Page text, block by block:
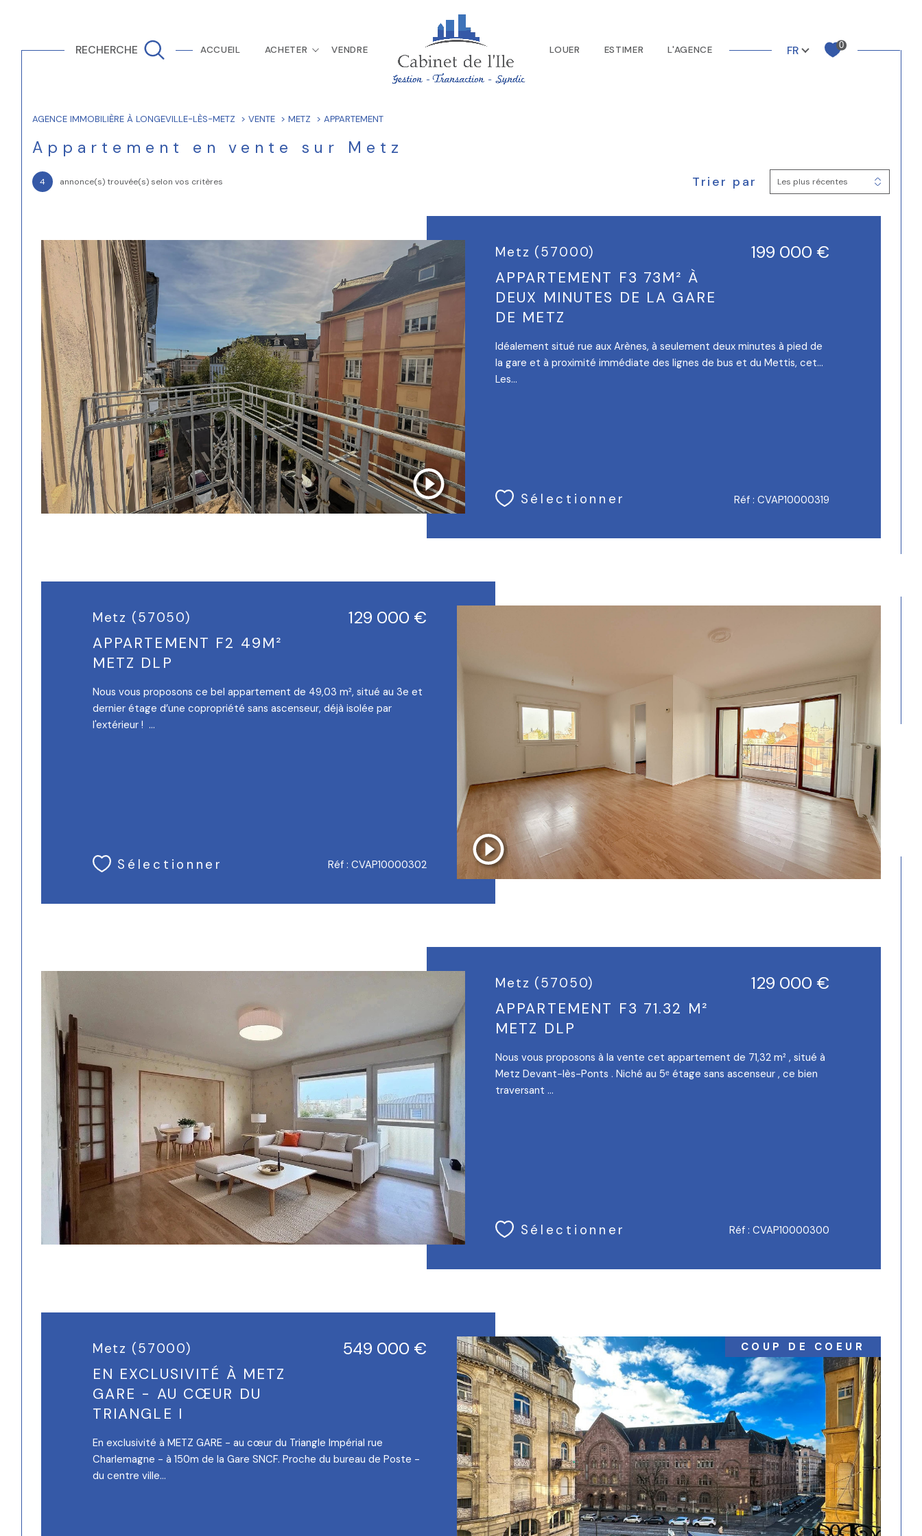
ACCUEIL ACHETER VENDRE LOUER ESTIMER L'AGENCE
RECHERCHE Langue
FR 0
de l'ancien
de l'ancien
TYPE DE BIEN Filtrer
AGENCE IMMOBILIÈRE À LONGEVILLE-LÈS-METZ VENTE METZ APPARTEMENT
Appartement en vente sur Metz
4 annonce(s) trouvée(s) selon vos critères Trier par Les plus récentes
Metz (57000)
APPARTEMENT F3 73M² À
DEUX MINUTES DE LA GARE
DE METZ
199 000 €
Idéalement situé rue aux Arènes, à seulement deux minutes à pied de
la gare et à proximité immédiate des lignes de bus et du Mettis, cet...
Les...
Sélectionner Réf : CVAP10000319
Metz (57050)
APPARTEMENT F2 49M²
METZ DLP
129 000 €
Nous vous proposons ce bel appartement de 49,03 m², situé au 3e et
dernier étage d’une copropriété sans ascenseur, déjà isolée par
l'extérieur ! ...
Sélectionner Réf : CVAP10000302
Metz (57050)
APPARTEMENT F3 71.32 M²
METZ DLP
129 000 €
Nous vous proposons à la vente cet appartement de 71,32 m² , situé à
Metz Devant-lès-Ponts . Niché au 5ᵉ étage sans ascenseur , ce bien
traversant ...
Sélectionner Réf : CVAP10000300
Metz (57000)
EN EXCLUSIVITÉ À METZ
GARE - AU CŒUR DU
TRIANGLE I
549 000 €
En exclusivité à METZ GARE - au cœur du Triangle Impérial rue
Charlemagne - à 150m de la Gare SNCF. Proche du bureau de Poste -
du centre ville...
COUP DE COEUR